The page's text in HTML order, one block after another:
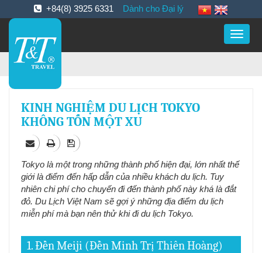
+84(8) 3925 6331 Dành cho Đại lý
Toggle
KINH NGHIỆM DU LỊCH TOKYO
KHÔNG TỐN MỘT XU
Tokyo là một trong những thành phố hiện đại, lớn nhất thế
giới là điểm đến hấp dẫn của nhiều khách du lịch. Tuy
nhiên chi phí cho chuyến đi đến thành phố này khá là đắt
đỏ. Du Lịch Việt Nam sẽ gợi ý những địa điểm du lịch
miễn phí mà bạn nên thử khi đi du lịch Tokyo.
1. Đền Meiji (Đền Minh Trị Thiên Hoàng)